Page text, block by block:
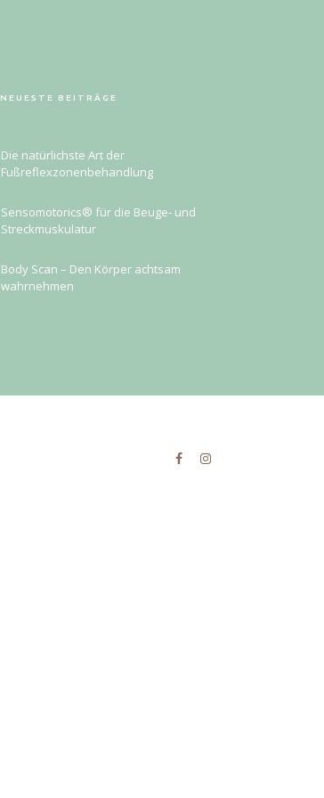
NEUESTE BEITRÄGE
Die natürlichste Art der
Fußreflexzonenbehandlung
Sensomotorics® für die Beuge- und
Streckmuskulatur
Body Scan – Den Körper achtsam
wahrnehmen